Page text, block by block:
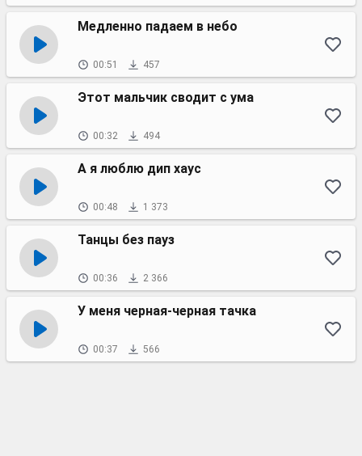
Медленно падаем в небо
00:51 457
Этот мальчик сводит с ума
00:32 494
А я люблю дип хаус
00:48 1 373
Танцы без пауз
00:36 2 366
У меня черная-черная тачка
00:37 566